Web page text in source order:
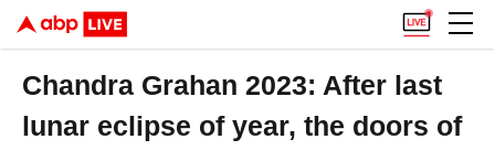
Chandra Grahan 2023: After last
lunar eclipse of year, the doors of